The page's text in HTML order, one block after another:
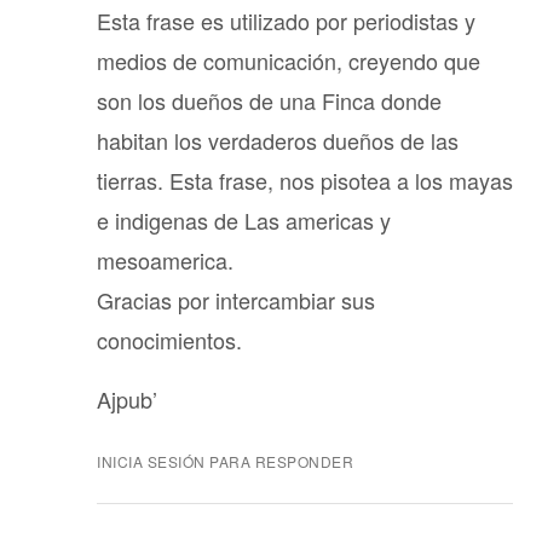
Esta frase es utilizado por periodistas y
medios de comunicación, creyendo que
son los dueños de una Finca donde
habitan los verdaderos dueños de las
tierras. Esta frase, nos pisotea a los mayas
e indigenas de Las americas y
mesoamerica.
Gracias por intercambiar sus
conocimientos.
Ajpub’
INICIA SESIÓN PARA RESPONDER